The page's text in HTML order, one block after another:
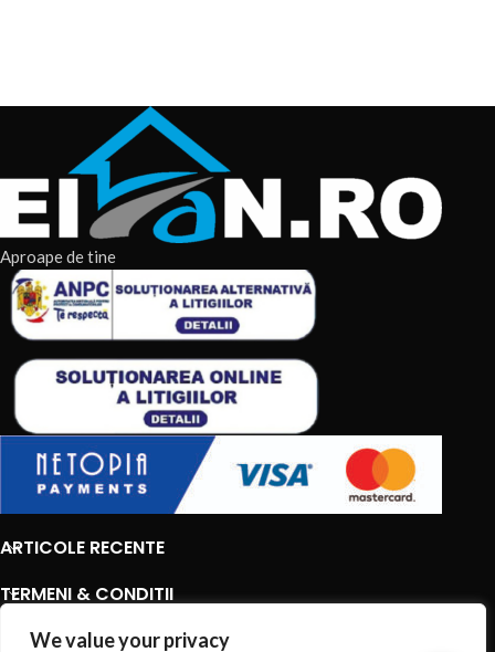
We value your privacy
Aproape de tine
ARTICOLE RECENTE
TERMENI & CONDITII
CATEGORII DE PRODUSE